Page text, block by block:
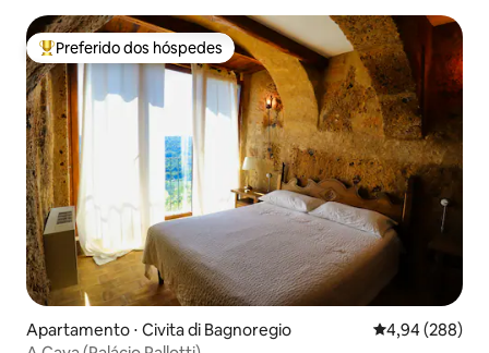
Entre os melhores preferidos dos hóspedes
Preferido dos hóspedes
Apartamento ⋅ Civita di Bagnoregio 4,94 de uma
4,94 (288)